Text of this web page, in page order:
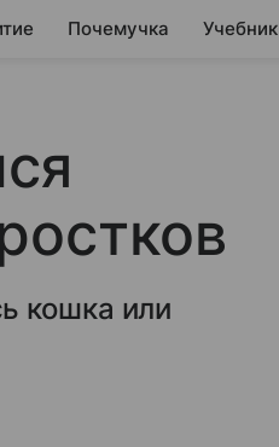
Почемучка Учебник
кошка или